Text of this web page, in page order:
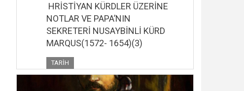
HRİSTİYAN KÜRDLER ÜZERİNE
NOTLAR VE PAPA’NIN
SEKRETERİ NUSAYBİNLİ KÜRD
MARQUS(1572- 1654)(3)
TARIH